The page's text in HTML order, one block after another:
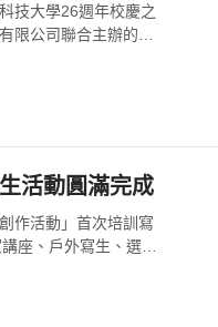
技大學26週年校慶之
限公司聯合主辦的
活動圓滿完成
作活動」首次培訓寫
座、戶外寫生、選題